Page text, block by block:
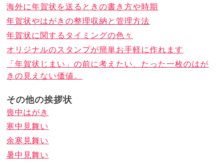
海外に年賀状を送るときの書き方や時期
年賀状やはがきの整理収納と管理方法
年賀状に関するタイミングの色々
オリジナルのスタンプが簡単お手軽に作れます
「年賀状じまい」の前に考えたい、たった一枚のはが
きの見えない価値。
その他の挨拶状
喪中はがき
寒中見舞い
余寒見舞い
暑中見舞い